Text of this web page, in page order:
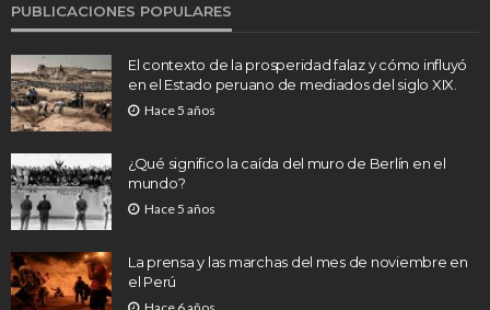
PUBLICACIONES POPULARES
El contexto de la prosperidad falaz y cómo influyó
en el Estado peruano de mediados del siglo XIX.
Hace 5 años
¿Qué significo la caída del muro de Berlín en el
mundo?
Hace 5 años
La prensa y las marchas del mes de noviembre en
el Perú